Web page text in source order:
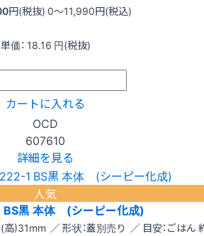
円(税抜) 0〜11,990円(税込)
単価： 18.16 円(税抜)
カートに入れる
OCD
607610
詳細を見る
人気
黒 本体 (シーピー化成)
)31mm ／ 形状：蓋別売り ／ 目安：ごはん